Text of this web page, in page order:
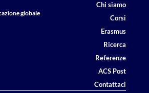
globale
Chi siamo
Corsi
Erasmus
Ricerca
Referenze
ACS Post
Contattaci